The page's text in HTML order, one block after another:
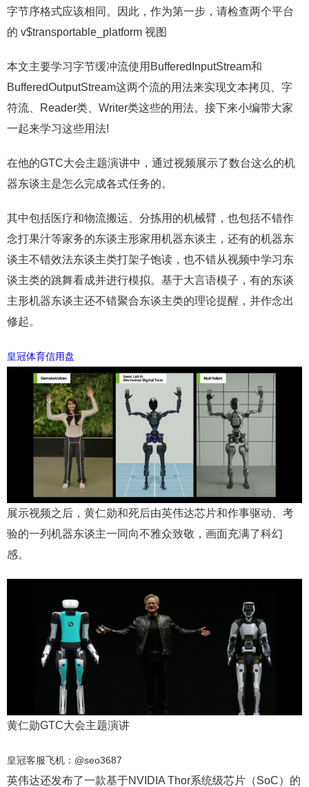
字节序格式应该相同。因此，作为第一步，请检查两个平台
的 v$transportable_platform 视图
本文主要学习字节缓冲流使用BufferedInputStream和
BufferedOutputStream这两个流的用法来实现文本拷贝、字
符流、Reader类、Writer类这些的用法。接下来小编带大家
一起来学习这些用法!
在他的GTC大会主题演讲中，通过视频展示了数台这么的机
器东谈主是怎么完成各式任务的。
其中包括医疗和物流搬运、分拣用的机械臂，也包括不错作
念打果汁等家务的东谈主形家用机器东谈主，还有的机器东
谈主不错效法东谈主类打架子饱读，也不错从视频中学习东
谈主类的跳舞看成并进行模拟。基于大言语模子，有的东谈
主形机器东谈主还不错聚合东谈主类的理论提醒，并作念出
修起。
皇冠体育信用盘
展示视频之后，黄仁勋和死后由英伟达芯片和作事驱动、考
验的一列机器东谈主一同向不雅众致敬，画面充满了科幻
感。
黄仁勋GTC大会主题演讲
皇冠客服飞机：@seo3687
英伟达还发布了一款基于NVIDIA Thor系统级芯片（SoC）的